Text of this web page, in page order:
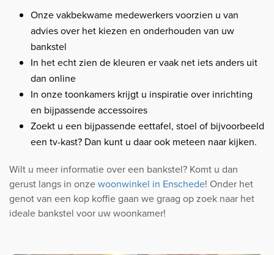
Onze vakbekwame medewerkers voorzien u van
advies over het kiezen en onderhouden van uw
bankstel
In het echt zien de kleuren er vaak net iets anders uit
dan online
In onze toonkamers krijgt u inspiratie over inrichting
en bijpassende accessoires
Zoekt u een bijpassende eettafel, stoel of bijvoorbeeld
een tv-kast? Dan kunt u daar ook meteen naar kijken.
Wilt u meer informatie over een bankstel? Komt u dan
gerust langs in onzewoonwinkel in Enschede! Onder het
genot van een kop koffie gaan we graag op zoek naar het
ideale bankstel voor uw woonkamer!